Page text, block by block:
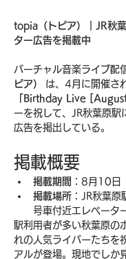
topia（トピア）｜JR秋
ター広告を掲載中
バーチャル音楽ライブ配
ピア）
は、4月に開催さ
「Birthday Live
ーを祝して、JR秋葉原駅
広告を掲出している。
掲載概要
掲載期間 ：8月10日
掲載場所 ：JR秋葉
号車付近エレベータ
駅利用者が多い秋葉原の
れの人気ライバーたちを
アルが登場。現地でしか